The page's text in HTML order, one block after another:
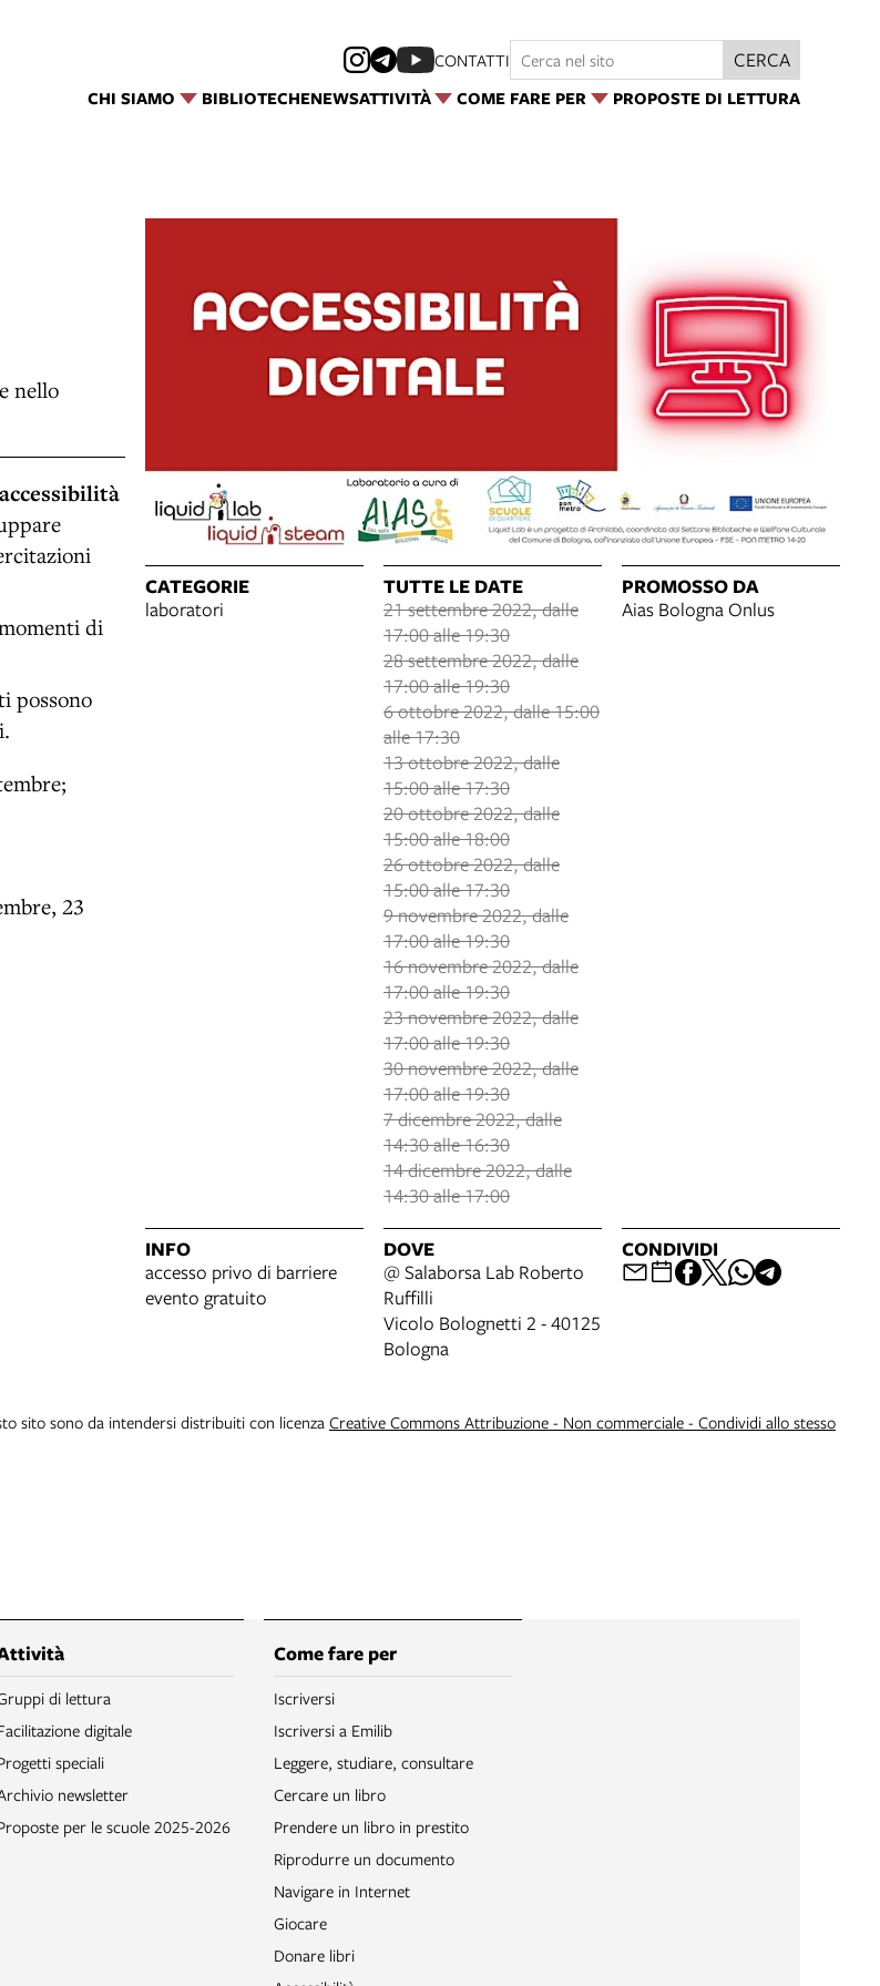
CHI SIAMO BIBLIOTECHENEWSATTIVITÀ COME FARE PER PROPOSTE DI LETTURA
CONTATTI CERCA
nello
accessibilità
di
possono
23
CATEGORIE
laboratori
TUTTE LE DATE
21 settembre 2022, dalle
17:00 alle 19:30
28 settembre 2022, dalle
17:00 alle 19:30
6 ottobre 2022, dalle 15:00
alle 17:30
13 ottobre 2022, dalle
15:00 alle 17:30
20 ottobre 2022, dalle
15:00 alle 18:00
26 ottobre 2022, dalle
15:00 alle 17:30
9 novembre 2022, dalle
17:00 alle 19:30
16 novembre 2022, dalle
17:00 alle 19:30
23 novembre 2022, dalle
17:00 alle 19:30
30 novembre 2022, dalle
17:00 alle 19:30
7 dicembre 2022, dalle
14:30 alle 16:30
14 dicembre 2022, dalle
14:30 alle 17:00
PROMOSSO DA
Aias Bologna Onlus
INFO
accesso privo di barriere
evento gratuito
DOVE
@ Salaborsa Lab Roberto
Ruffilli
Vicolo Bolognetti 2 - 40125
Bologna
CONDIVIDI
sito sono da intendersi distribuiti con licenza Creative Commons Attribuzione - Non commerciale - Condividi allo stesso
di lettura
digitale
speciali
newsletter
per le scuole 2025-2026
Come fare per
Iscriversi
Iscriversi a Emilib
Leggere, studiare, consultare
Cercare un libro
Prendere un libro in prestito
Riprodurre un documento
Navigare in Internet
Giocare
Donare libri